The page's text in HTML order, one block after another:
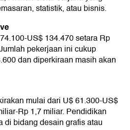
statistik, atau bisnis.
US$ 134.470 setara Rp
pekerjaan ini cukup
dan diperkiraan masih akan
mulai dari U$ 61.300-US$
Rp 1,7 miliar. Pendidikan
di bidang desain grafis atau